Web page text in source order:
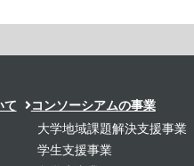
て
コンソーシアムの事業
大学地域課題解決支援事業
学生支援事業